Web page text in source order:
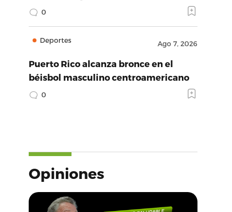
0
Deportes Ago 7, 2026
Puerto Rico alcanza bronce en el
béisbol masculino centroamericano
0
Opiniones